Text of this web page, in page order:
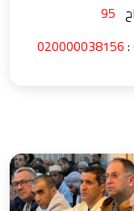
:
020000038156